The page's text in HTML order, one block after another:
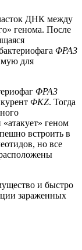
ДНК между
генома. После
ΦPA3
для
ΦPA3
ΦKZ. Тогда
геном
встроить в
но все
и быстро
зараженных